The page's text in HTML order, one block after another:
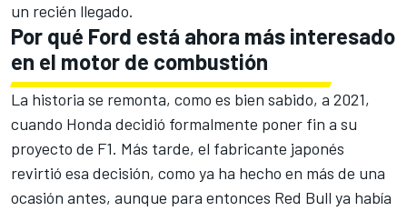
un recién llegado.
Por qué Ford está ahora más interesado
en el motor de combustión
La historia se remonta, como es bien sabido, a 2021,
cuando Honda decidió formalmente poner fin a su
proyecto de F1. Más tarde, el fabricante japonés
revirtió esa decisión, como ya ha hecho en más de una
ocasión antes, aunque para entonces Red Bull ya había